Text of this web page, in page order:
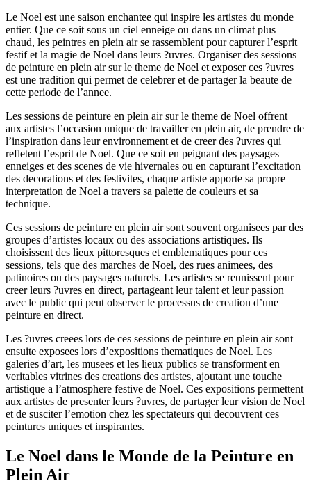
Le Noel est une saison enchantee qui inspire les artistes du monde
entier. Que ce soit sous un ciel enneige ou dans un climat plus
chaud, les peintres en plein air se rassemblent pour capturer l’esprit
festif et la magie de Noel dans leurs ?uvres. Organiser des sessions
de peinture en plein air sur le theme de Noel et exposer ces ?uvres
est une tradition qui permet de celebrer et de partager la beaute de
cette periode de l’annee.
Les sessions de peinture en plein air sur le theme de Noel offrent
aux artistes l’occasion unique de travailler en plein air, de prendre de
l’inspiration dans leur environnement et de creer des ?uvres qui
refletent l’esprit de Noel. Que ce soit en peignant des paysages
enneiges et des scenes de vie hivernales ou en capturant l’excitation
des decorations et des festivites, chaque artiste apporte sa propre
interpretation de Noel a travers sa palette de couleurs et sa
technique.
Ces sessions de peinture en plein air sont souvent organisees par des
groupes d’artistes locaux ou des associations artistiques. Ils
choisissent des lieux pittoresques et emblematiques pour ces
sessions, tels que des marches de Noel, des rues animees, des
patinoires ou des paysages naturels. Les artistes se reunissent pour
creer leurs ?uvres en direct, partageant leur talent et leur passion
avec le public qui peut observer le processus de creation d’une
peinture en direct.
Les ?uvres creees lors de ces sessions de peinture en plein air sont
ensuite exposees lors d’expositions thematiques de Noel. Les
galeries d’art, les musees et les lieux publics se transforment en
veritables vitrines des creations des artistes, ajoutant une touche
artistique a l’atmosphere festive de Noel. Ces expositions permettent
aux artistes de presenter leurs ?uvres, de partager leur vision de Noel
et de susciter l’emotion chez les spectateurs qui decouvrent ces
peintures uniques et inspirantes.
Le Noel dans le Monde de la Peinture en
Plein Air